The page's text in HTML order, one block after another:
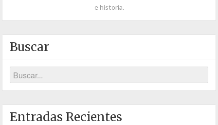
e historia.
Buscar
Entradas Recientes